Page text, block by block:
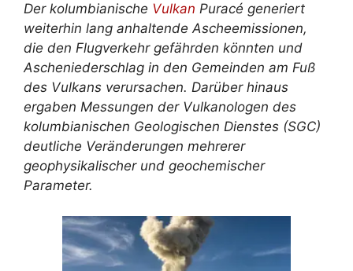
Der kolumbianische Vulkan Puracé generiert
weiterhin lang anhaltende Ascheemissionen,
die den Flugverkehr gefährden könnten und
Ascheniederschlag in den Gemeinden am Fuß
des Vulkans verursachen. Darüber hinaus
ergaben Messungen der Vulkanologen des
kolumbianischen Geologischen Dienstes (SGC)
deutliche Veränderungen mehrerer
geophysikalischer und geochemischer
Parameter.